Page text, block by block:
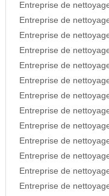
Entreprise de
Entreprise de
Entreprise de
Entreprise de
Entreprise de
Entreprise de
Entreprise de
Entreprise de
Entreprise de
Entreprise de
Entreprise de
Entreprise de
Entreprise de